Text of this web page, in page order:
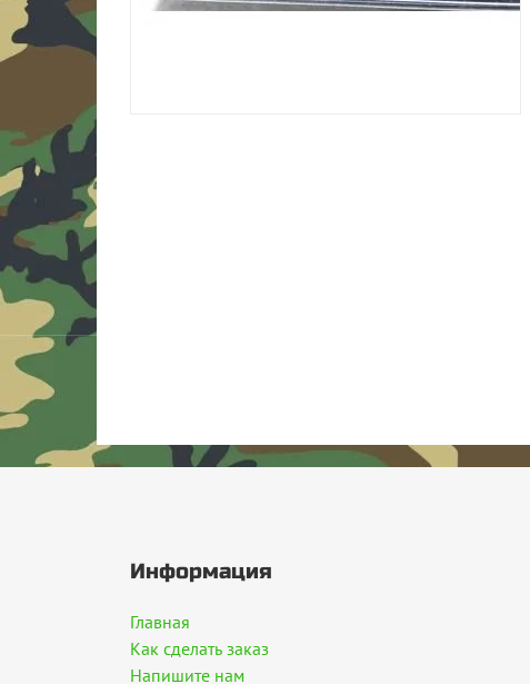
Информация
Главная
Как сделать заказ
Напишите нам